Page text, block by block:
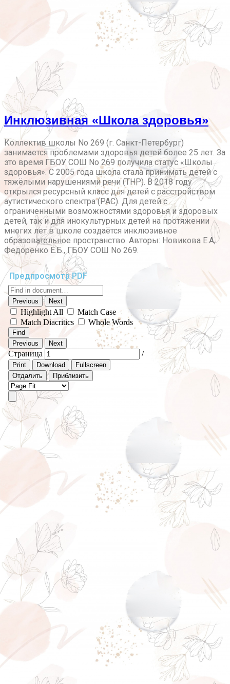
Инклюзивная «Школа здоровья»
Коллектив школы No 269 (г. Санкт-Петербург)
занимается проблемами здоровья детей более 25 лет. За
это время ГБОУ СОШ No 269 получила статус «Школы
здоровья». С 2005 года школа стала принимать детей с
тяжёлыми нарушениями речи (ТНР). В 2018 году
открылся ресурсный класс для детей с расстройством
аутистического спектра (РАС). Для детей с
ограниченными возможностями здоровья и здоровых
детей, так и для инокультурных детей на протяжении
многих лет в школе создаётся инклюзивное
образовательное пространство. Авторы: Новикова Е.А,
Федоренко Е.Б., ГБОУ СОШ No 269.
Предпросмотр PDF